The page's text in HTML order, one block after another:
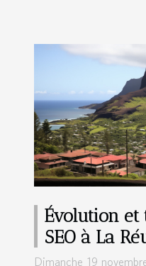
Évolution et
SEO à La
contexte
Dimanche 19